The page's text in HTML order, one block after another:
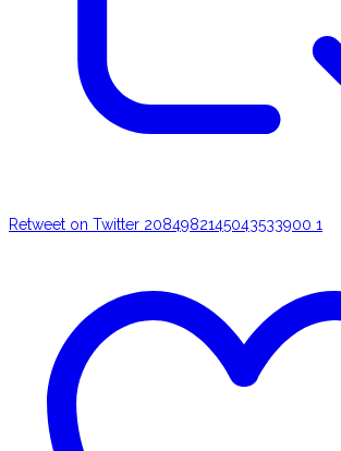
Retweet on Twitter 2084982145043533900 1